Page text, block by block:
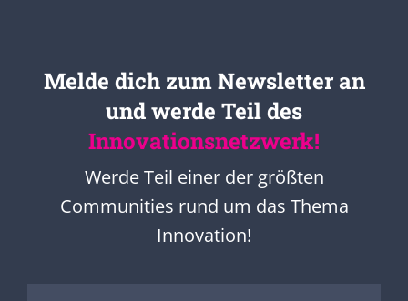
und werde Teil des
Innovationsnetzwerk!
Werde Teil einer der größten
Communities rund um das Thema
Innovation!